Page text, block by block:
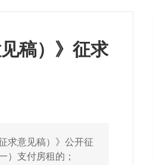
稿）》征求
求意见稿）》公开征
）支付房租的；